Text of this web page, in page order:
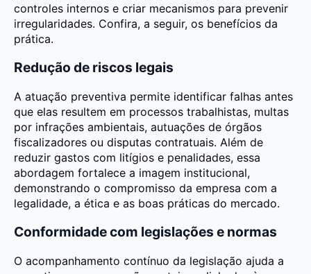
controles internos e criar mecanismos para prevenir
irregularidades. Confira, a seguir, os benefícios da
prática.
Redução de riscos legais
A atuação preventiva permite identificar falhas antes
que elas resultem em processos trabalhistas, multas
por infrações ambientais, autuações de órgãos
fiscalizadores ou disputas contratuais. Além de
reduzir gastos com litígios e penalidades, essa
abordagem fortalece a imagem institucional,
demonstrando o compromisso da empresa com a
legalidade, a ética e as boas práticas do mercado.
Conformidade com legislações e normas
O acompanhamento contínuo da legislação ajuda a